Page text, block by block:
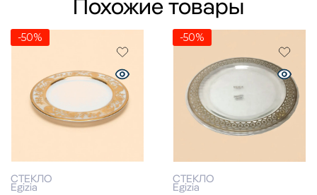
Похожие товары
-50%
СТЕКЛО
Egizia
-50%
СТЕКЛО
Egizia